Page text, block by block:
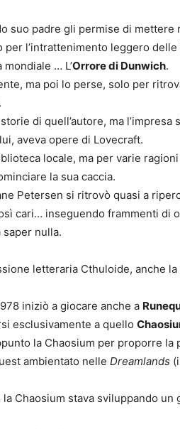
suo padre gli permise di mettere
per l’intrattenimento leggero
… L’Orrore di Dunwich.
ma poi lo perse, solo per
di quell’autore, ma
aveva opere di Lovecraft.
locale, ma per varie
la sua caccia.
Petersen si ritrovò quasi a
cari… inseguendo frammenti di
nulla.
letteraria Cthuloide, anche
iniziò a giocare anche a
esclusivamente a quello
la Chaosium per proporre la
ambientato nelle Dreamlands
Chaosium stava sviluppando un